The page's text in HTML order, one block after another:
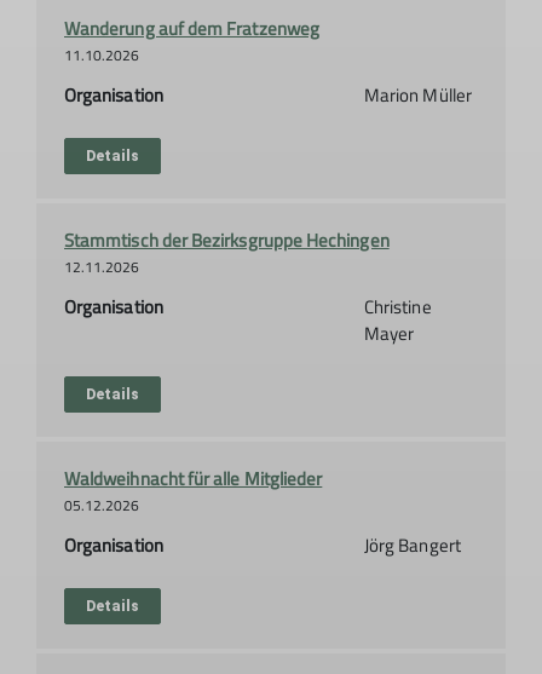
Wanderung auf dem Fratzenweg
11.10.2026
Organisation Marion Müller
Details
Stammtisch der Bezirksgruppe Hechingen
12.11.2026
Organisation
Christine
Mayer
Details
Waldweihnacht für alle Mitglieder
05.12.2026
Organisation Jörg Bangert
Details